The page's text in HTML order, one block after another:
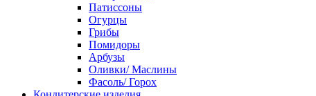
Патиссоны
Огурцы
Грибы
Помидоры
Арбузы
Оливки/ Маслины
Фасоль/ Горох